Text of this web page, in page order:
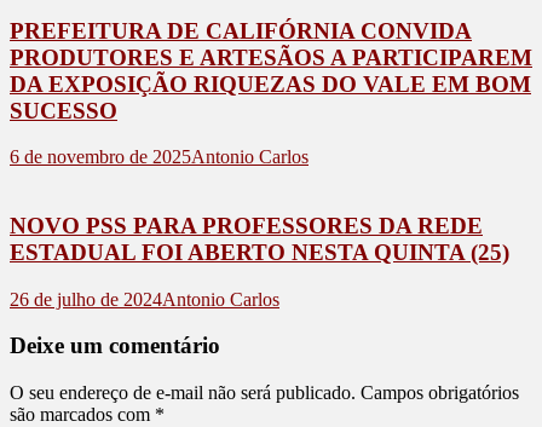
PREFEITURA DE CALIFÓRNIA CONVIDA
PRODUTORES E ARTESÃOS A PARTICIPAREM
DA EXPOSIÇÃO RIQUEZAS DO VALE EM BOM
SUCESSO
6 de novembro de 2025Antonio Carlos
NOVO PSS PARA PROFESSORES DA REDE
ESTADUAL FOI ABERTO NESTA QUINTA (25)
26 de julho de 2024Antonio Carlos
Deixe um comentário
O seu endereço de e-mail não será publicado. Campos obrigatórios
são marcados com *